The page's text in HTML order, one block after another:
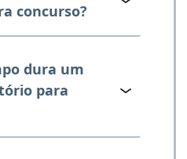
concurso?
dura um
para